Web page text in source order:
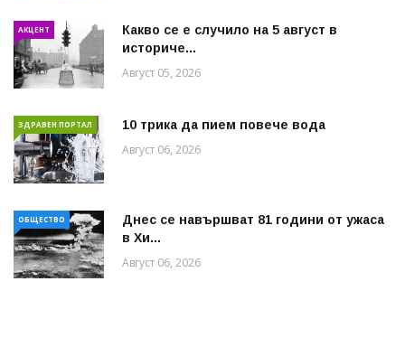
АКЦЕНТ
Какво се е случило на 5 август в
историче...
Август 05, 2026
ЗДРАВЕН ПОРТАЛ 10 трика да пием повече вода
Август 06, 2026
ОБЩЕСТВО
Днес се навършват 81 години от ужаса
в Хи...
Август 06, 2026